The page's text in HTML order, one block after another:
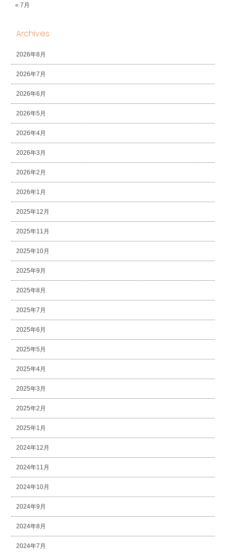
« 7月
Archives
2026年8月
2026年7月
2026年6月
2026年5月
2026年4月
2026年3月
2026年2月
2026年1月
2025年12月
2025年11月
2025年10月
2025年9月
2025年8月
2025年7月
2025年6月
2025年5月
2025年4月
2025年3月
2025年2月
2025年1月
2024年12月
2024年11月
2024年10月
2024年9月
2024年8月
2024年7月